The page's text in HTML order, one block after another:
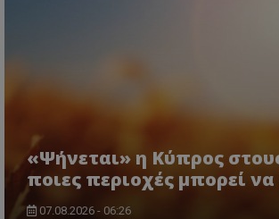
«Ψήνεται» η Κύπρος
ποιες περιοχές μπορεί να
07.08.2026 - 06:26